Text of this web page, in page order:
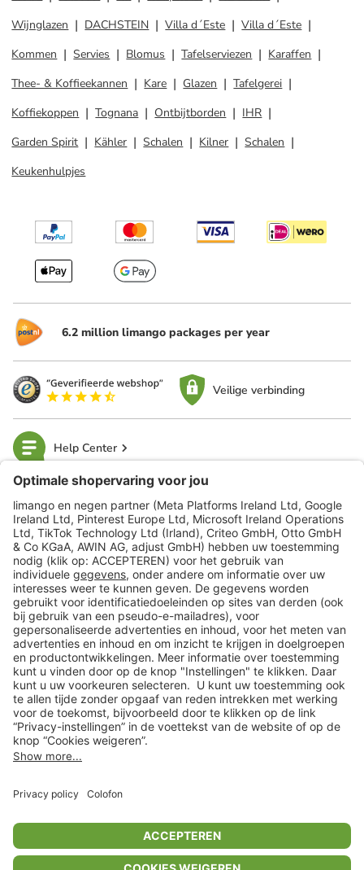
Wijnglazen
DACHSTEIN Villa d´Este
Villa d´Este
Kommen
Servies Blomus Tafelserviezen
Karaffen
Thee- & Koffieekannen
Kare Glazen
Tafelgerei
Koffiekoppen
Tognana Ontbijtborden
IHR
Garden Spirit
Kähler Schalen Kilner
Schalen
Keukenhulpjes
6.2 million limango packages per year
Veilige verbinding
Help Center
limango
Veilig winkelen
Klantenservice
Shop
Acties
limango.de limango.pl